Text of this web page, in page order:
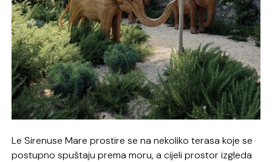
Le Sirenuse Mare prostire se na nekoliko terasa koje se
postupno spuštaju prema moru, a cijeli prostor izgleda